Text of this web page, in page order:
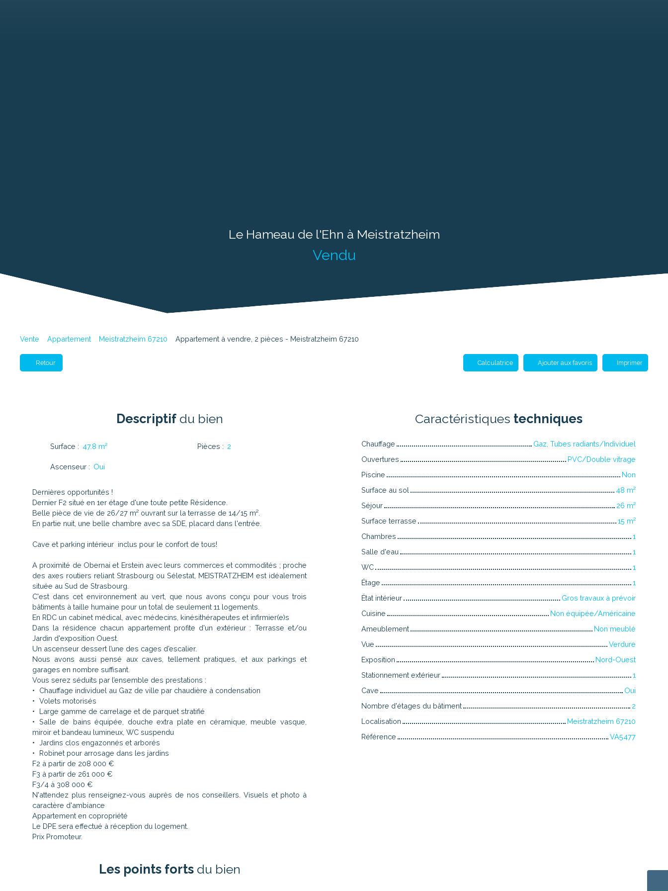
Le Hameau de l'Ehn à Meistratzheim
Vendu
Vente Appartement Meistratzheim 67210 Appartement à vendre, 2 pièces - Meistratzheim 67210
Retour Calculatrice Ajouter aux favoris Imprimer
Descriptifdu bien
Surface : 47.8 m² Pièces : 2
Ascenseur : Oui
Dernières opportunités !
Dernier F2 situé en 1er étage d'une toute petite Résidence.
Belle pièce de vie de 26/27 m² ouvrant sur la terrasse de 14/15 m².
En partie nuit, une belle chambre avec sa SDE, placard dans l'entrée.
Cave et parking intérieur inclus pour le confort de tous!
A proximité de Obernai et Erstein avec leurs commerces et commodités ; proche
des axes routiers reliant Strasbourg ou Sélestat, MEISTRATZHEIM est idéalement
située au Sud de Strasbourg.
C'est dans cet environnement au vert, que nous avons conçu pour vous trois
bâtiments à taille humaine pour un total de seulement 11 logements.
En RDC un cabinet médical, avec médecins, kinésithérapeutes et infirmier(e)s
Dans la résidence chacun appartement profite d'un extérieur : Terrasse et/ou
Jardin d'exposition Ouest.
Un ascenseur dessert l’une des cages d’escalier.
Nous avons aussi pensé aux caves, tellement pratiques, et aux parkings et
garages en nombre suffisant.
Vous serez séduits par l’ensemble des prestations :
Chauffage individuel au Gaz de ville par chaudière à condensation
Volets motorisés
Large gamme de carrelage et de parquet stratifié
Salle de bains équipée, douche extra plate en céramique, meuble vasque,
miroir et bandeau lumineux, WC suspendu
Jardins clos engazonnés et arborés
Robinet pour arrosage dans les jardins
F2 à partir de 208 000 €
F3 à partir de 261 000 €
F3/4 à 308 000 €
N'attendez plus renseignez-vous auprès de nos conseillers. Visuels et photo à
caractère d'ambiance
Appartement en copropriété
Le DPE sera effectué à réception du logement.
Prix Promoteur.
Les points fortsdu bien
Caractéristiques techniques
Chauffage
Gaz, Tubes radiants/Individuel
Ouvertures
PVC/Double vitrage
Piscine
Non
Surface au sol
48 m²
Séjour
26 m²
Surface terrasse
15 m²
Chambres
1
Salle d'eau
1
WC
1
Étage
1
État intérieur
Gros travaux à prévoir
Cuisine
Non équipée/Américaine
Ameublement
Non meublé
Vue
Verdure
Exposition
Nord-Ouest
Stationnement extérieur
1
Cave
Oui
Nombre d'étages du bâtiment
2
Localisation
Meistratzheim 67210
Référence
VA5477